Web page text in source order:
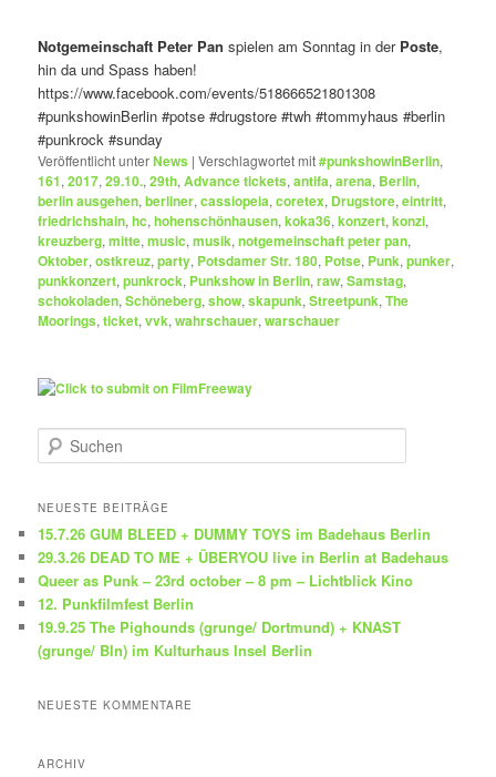
Notgemeinschaft Peter Pan spielen am Sonntag in der Poste,
hin da und Spass haben!
https://www.facebook.com/events/518666521801308
#punkshowinBerlin #potse #drugstore #twh #tommyhaus #berlin
#punkrock #sunday
Veröffentlicht unterNews |Verschlagwortet mit#punkshowinBerlin,
161,2017,29.10.,29th,Advance tickets,antifa,arena, Berlin,
berlin ausgehen,berliner,cassiopeia,coretex, Drugstore,eintritt,
friedrichshain,hc,hohenschönhausen,koka36,konzert,konzi,
kreuzberg,mitte,music,musik,notgemeinschaft peter pan,
Oktober,ostkreuz,party, Potsdamer Str. 180, Potse, Punk,punker,
punkkonzert,punkrock, Punkshow in Berlin,raw,Samstag,
schokoladen,Schöneberg,show,skapunk,Streetpunk,The
Moorings,ticket,vvk,wahrschauer,warschauer
u
h
n
NEUESTE BEITRÄGE
15.7.26 GUM BLEED + DUMMY TOYS im Badehaus Berlin
29.3.26 DEAD TO ME + ÜBERYOU live in Berlin at Badehaus
Queer as Punk – 23rd october – 8 pm – Lichtblick Kino
12. Punkfilmfest Berlin
19.9.25 The Pighounds (grunge/ Dortmund) + KNAST
(grunge/ Bln) im Kulturhaus Insel Berlin
NEUESTE KOMMENTARE
ARCHIV